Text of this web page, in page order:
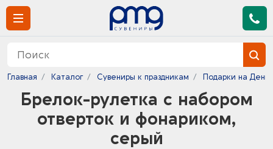
Главная Каталог Сувениры к праздникам Подарки на День
Брелок-рулетка с набором
отверток и фонариком,
серый